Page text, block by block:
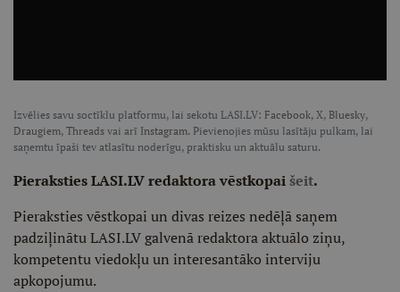
Izvēlies savu soctīklu platformu, lai sekotu LASI.LV: Facebook, X, Bluesky,
Draugiem, Threads vai arī Instagram. Pievienojies mūsu lasītāju pulkam, lai
saņemtu īpaši tev atlasītu noderīgu, praktisku un aktuālu saturu.
Pieraksties LASI.LV redaktora vēstkopaišeit.
Pieraksties vēstkopai un divas reizes nedēļā saņem
padziļinātu LASI.LV galvenā redaktora aktuālo ziņu,
kompetentu viedokļu un interesantāko interviju
apkopojumu.